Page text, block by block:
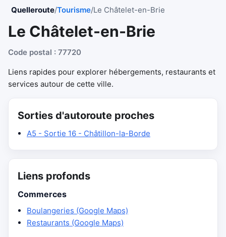
Quelleroute/Tourisme/Le Châtelet-en-Brie
Le Châtelet-en-Brie
Code postal : 77720
Liens rapides pour explorer hébergements, restaurants et
services autour de cette ville.
Sorties d'autoroute proches
A5 - Sortie 16 - Châtillon-la-Borde
Liens profonds
Commerces
Boulangeries (Google Maps)
Restaurants (Google Maps)